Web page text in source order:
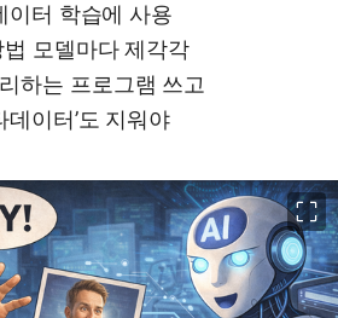
이터 학습에 사용
모델마다 제각각
하는 프로그램 쓰고
데이터’도 지워야